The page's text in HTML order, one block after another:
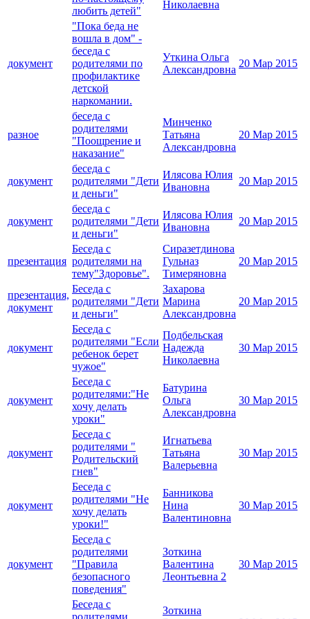
любить детей"
Николаевна
документ
"Пока беда не
вошла в дом" -
беседа с
родителями по
профилактике
детской
наркомании.
Уткина Ольга
Александровна
20 Мар 2015
разное
беседа с
родителями
"Поощрение и
наказание"
Минченко
Татьяна
Александровна
20 Мар 2015
документ
беседа с
родителями "Дети
и деньги"
Илясова Юлия
Ивановна
20 Мар 2015
документ
беседа с
родителями "Дети
и деньги"
Илясова Юлия
Ивановна
20 Мар 2015
презентация
Беседа с
родителями на
тему"Здоровье".
Сиразетдинова
Гульназ
Тимеряновна
20 Мар 2015
презентация,
документ
Беседа с
родителями "Дети
и деньги"
Захарова
Марина
Александровна
20 Мар 2015
документ
Беседа с
родителями "Если
ребенок берет
чужое"
Подбельская
Надежда
Николаевна
30 Мар 2015
документ
Беседа с
родителями:"Не
хочу делать
уроки"
Батурина
Ольга
Александровна
30 Мар 2015
документ
Беседа с
родителями "
Родительский
гнев"
Игнатьева
Татьяна
Валерьевна
30 Мар 2015
документ
Беседа с
родителями "Не
хочу делать
уроки!"
Банникова
Нина
Валентиновна
30 Мар 2015
документ
Беседа с
родителями
"Правила
безопасного
поведения"
Зоткина
Валентина
Леонтьевна 2
30 Мар 2015
Беседа с
Зоткина